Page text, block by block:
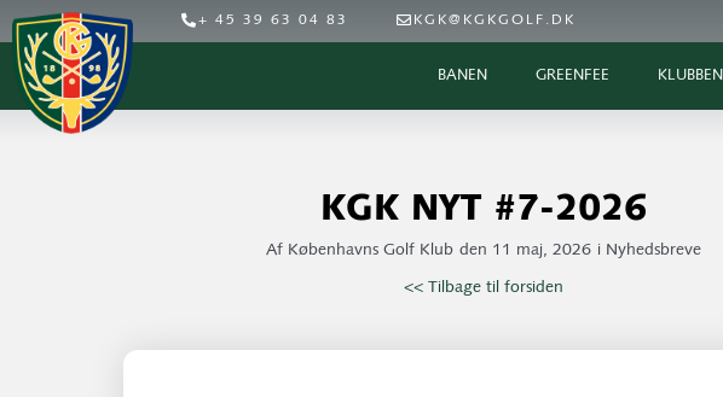
+ 45 39 63 04 83 KGK@KGKGOLF.DK
BANEN GREENFEE KLUBBEN
KGK NYT #7-2026
Af Københavns Golf Klub den 11 maj, 2026 i Nyhedsbreve
<< Tilbage til forsiden